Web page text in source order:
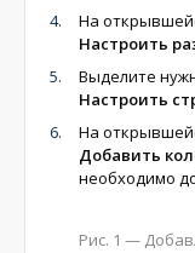
На
Настроить
Выделите
Настроить
На
Добавить
необходимо
Рис. 1 —